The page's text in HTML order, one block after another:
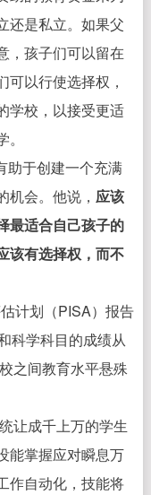
是私立。 如果父
，孩子们可以留在
可以行使选择权，
学校，以接受更适
助于创建一个充满
会。他说， 应该
最适合自己孩子的
该有选择权，而不
计划（PISA）报告
科学科目的成绩从
之间教育水平悬殊
让成千上万的学生
能掌握应对瞬息万
作自动化，技能将